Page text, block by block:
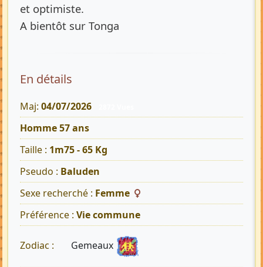
et optimiste.
A bientôt sur Tonga
En détails
Maj: 04/07/2026
Homme 57 ans
Taille : 1m75 - 65 Kg
Pseudo : Baluden
Sexe recherché : Femme
Préférence : Vie commune
Zodiac : Gemeaux